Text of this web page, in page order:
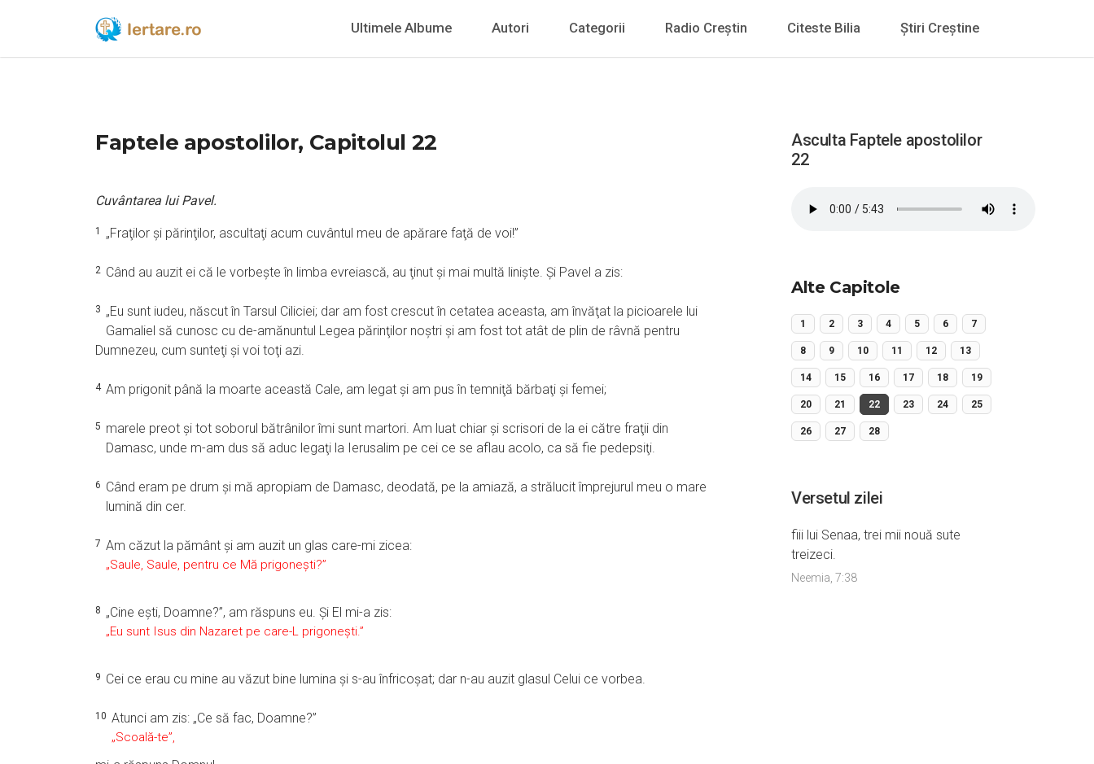
Ultimele Albume Autori Categorii Radio Creștin Citeste Bilia Știri Creștine
Faptele apostolilor, Capitolul 22
Cuvântarea lui Pavel.
1 „Fraţilor şi părinţilor, ascultaţi acum cuvântul meu de apărare faţă de voi!”
2 Când au auzit ei că le vorbeşte în limba evreiască, au ţinut şi mai multă linişte. Şi Pavel a zis:
3 „Eu sunt iudeu, născut în Tarsul Ciliciei; dar am fost crescut în cetatea aceasta, am învăţat la picioarele lui
Gamaliel să cunosc cu de-amănuntul Legea părinţilor noştri şi am fost tot atât de plin de râvnă pentru
Dumnezeu, cum sunteţi şi voi toţi azi.
4 Am prigonit până la moarte această Cale, am legat şi am pus în temniţă bărbaţi şi femei;
5 marele preot şi tot soborul bătrânilor îmi sunt martori. Am luat chiar şi scrisori de la ei către fraţii din
Damasc, unde m-am dus să aduc legaţi la Ierusalim pe cei ce se aflau acolo, ca să fie pedepsiţi.
6 Când eram pe drum şi mă apropiam de Damasc, deodată, pe la amiază, a strălucit împrejurul meu o mare
lumină din cer.
7 Am căzut la pământ şi am auzit un glas care-mi zicea:
„Saule, Saule, pentru ce Mă prigoneşti?”
8 „Cine eşti, Doamne?”, am răspuns eu. Şi El mi-a zis:
„Eu sunt Isus din Nazaret pe care-L prigoneşti.”
9 Cei ce erau cu mine au văzut bine lumina şi s-au înfricoşat; dar n-au auzit glasul Celui ce vorbea.
10 Atunci am zis: „Ce să fac, Doamne?”
„Scoală-te”,
Asculta Faptele apostolilor
22
Alte Capitole
1 2 3 4 5 6 7
8 9 10 11 12 13
14 15 16 17 18 19
20 21 22 23 24 25
26 27 28
Versetul zilei
fiii lui Senaa, trei mii nouă sute
treizeci.
Neemia, 7:38